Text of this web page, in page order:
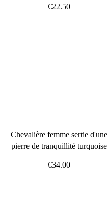
€22.50
Chevalière femme sertie d'une
pierre de tranquillité turquoise
€34.00